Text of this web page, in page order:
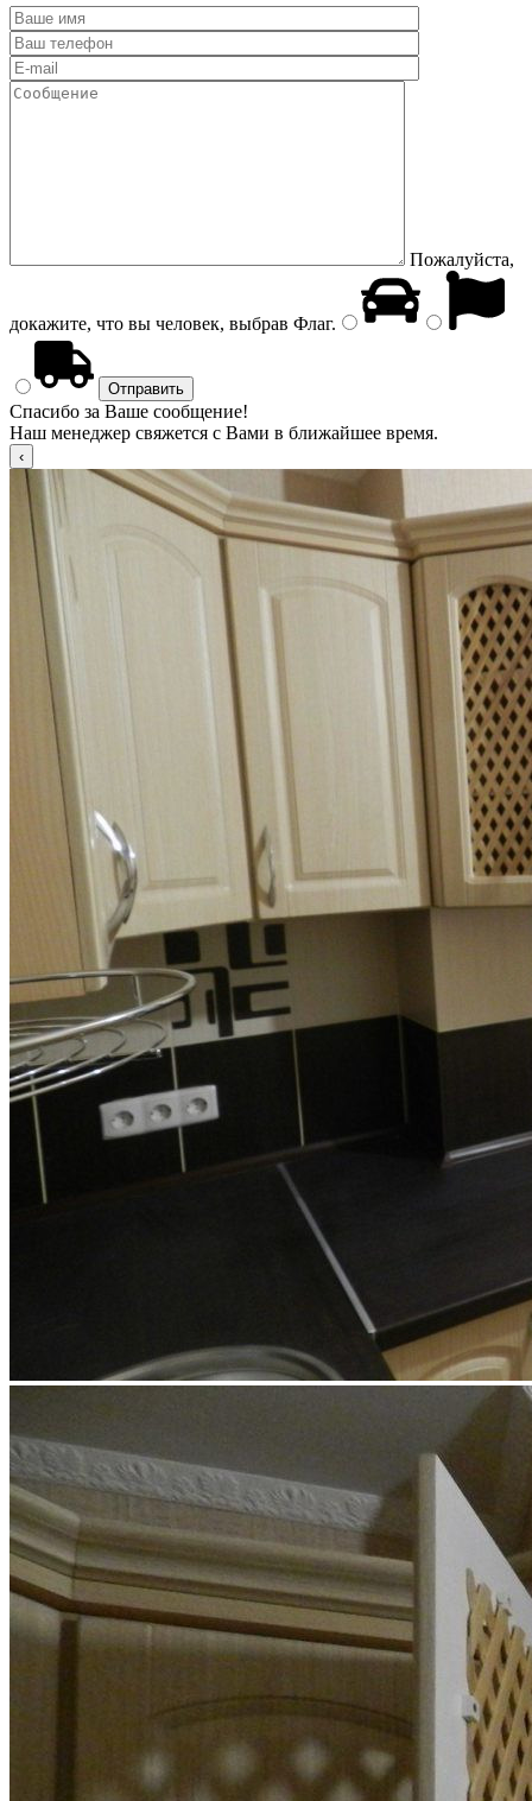
Пожалуйста,
докажите, что вы человек, выбрав Флаг.
Спасибо за Ваше сообщение!
Наш менеджер свяжется с Вами в ближайшее время.